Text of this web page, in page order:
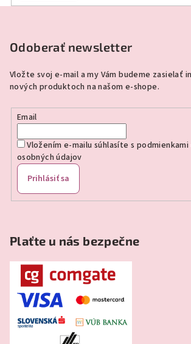
Odoberať newsletter
Vložte svoj e-mail a my Vám budeme zasielať
nových produktoch na našom e-shope.
Email
Vložením e-mailu súhlasíte s podmienkami
osobných údajov
Prihlásiť sa
Plaťte u nás bezpečne